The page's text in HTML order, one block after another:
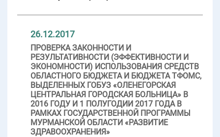
26.12.2017
ПРОВЕРКА ЗАКОННОСТИ И
РЕЗУЛЬТАТИВНОСТИ (ЭФФЕКТИВНОСТИ И
ЭКОНОМНОСТИ) ИСПОЛЬЗОВАНИЯ СРЕДСТВ
ОБЛАСТНОГО БЮДЖЕТА И БЮДЖЕТА ТФОМС,
ВЫДЕЛЕННЫХ ГОБУЗ «ОЛЕНЕГОРСКАЯ
ЦЕНТРАЛЬНАЯ ГОРОДСКАЯ БОЛЬНИЦА» В
2016 ГОДУ И 1 ПОЛУГОДИИ 2017 ГОДА В
РАМКАХ ГОСУДАРСТВЕННОЙ ПРОГРАММЫ
МУРМАНСКОЙ ОБЛАСТИ «РАЗВИТИЕ
ЗДРАВООХРАНЕНИЯ»